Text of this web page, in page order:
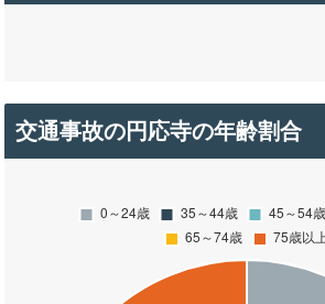
交通事故の円応寺の年齢割合